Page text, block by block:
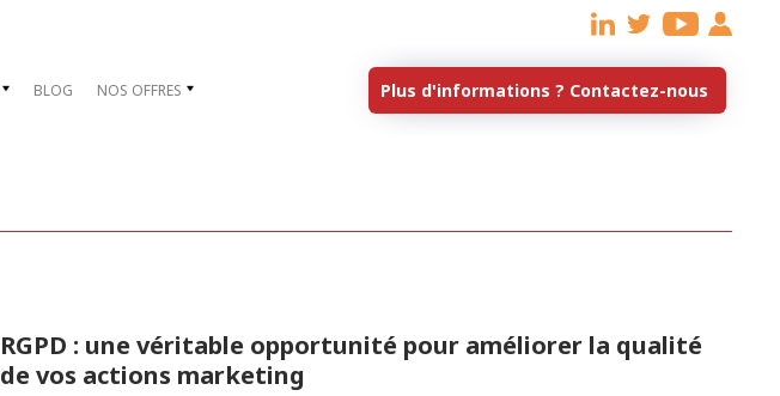
BLOG NOS OFFRES
RGPD : une véritable opportunité pour améliorer la qualité
de vos actions marketing